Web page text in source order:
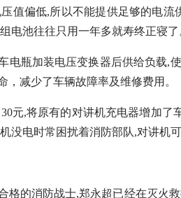
值偏低,所以不能提供足够的电
电池往往只用一年多就寿终正寝了
瓶加装电压变换器后供给负载,使
，减少了车辆故障率及维修费用。
,将原有的对讲机充电器增加了
没电时常困扰着消防部队,对讲机
的消防战士,郑永超已经在灭火救